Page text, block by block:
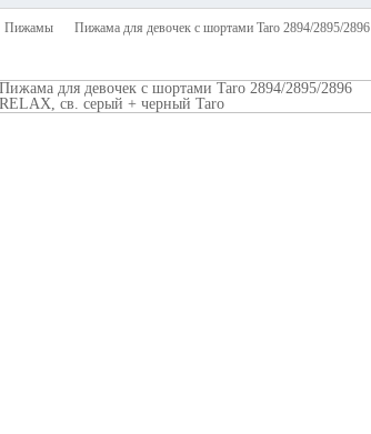
Пижамы Пижама для девочек с шортами Taro 2894/2895/